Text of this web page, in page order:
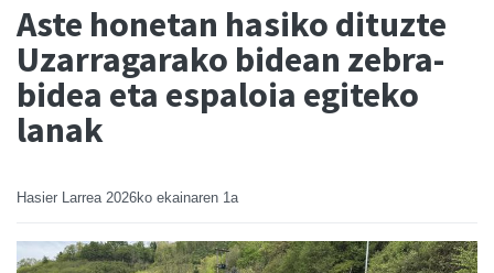
Aste honetan hasiko dituzte
Uzarragarako bidean zebra-
bidea eta espaloia egiteko
lanak
Hasier Larrea 2026ko ekainaren 1a